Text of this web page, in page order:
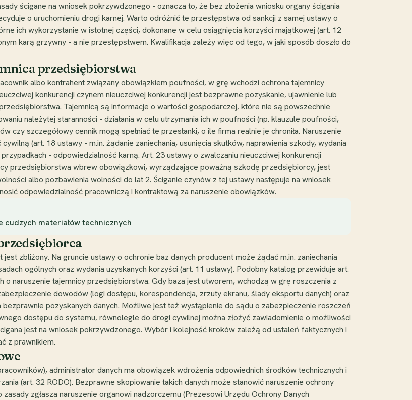
ścigane na wniosek pokrzywdzonego - oznacza to, że bez złożenia wniosku organy ścigania
o uruchomieniu drogi karnej. Warto odróżnić te przestępstwa od sankcji z samej ustawy o
ich wykorzystanie w istotnej części, dokonane w celu osiągnięcia korzyści majątkowej (art. 12
karą grzywny - a nie przestępstwem. Kwalifikacja zależy więc od tego, w jaki sposób doszło do
przedsiębiorstwa
albo kontrahent związany obowiązkiem poufności, w grę wchodzi ochrona tajemnicy
konkurencji czynem nieuczciwej konkurencji jest bezprawne pozyskanie, ujawnienie lub
Tajemnicą są informacje o wartości gospodarczej, które nie są powszechnie
należytej staranności - działania w celu utrzymania ich w poufności (np. klauzule poufności,
czy szczegółowy cennik mogą spełniać te przesłanki, o ile firma realnie je chroniła. Naruszenie
(art. 18 ustawy - m.in. żądanie zaniechania, usunięcia skutków, naprawienia szkody, wydania
- odpowiedzialność karną. Art. 23 ustawy o zwalczaniu nieuczciwej konkurencji
przedsiębiorstwa wbrew obowiązkowi, wyrządzające poważną szkodę przedsiębiorcy, jest
albo pozbawienia wolności do lat 2. Ściganie czynów z tej ustawy następuje na wniosek
odpowiedzialność pracowniczą i kontraktową za naruszenie obowiązków.
cudzych materiałów technicznych
zbliżony. Na gruncie ustawy o ochronie baz danych producent może żądać m.in. zaniechania
ogólnych oraz wydania uzyskanych korzyści (art. 11 ustawy). Podobny katalog przewiduje art.
o naruszenie tajemnicy przedsiębiorstwa. Gdy baza jest utworem, wchodzą w grę roszczenia z
dowodów (logi dostępu, korespondencja, zrzuty ekranu, ślady eksportu danych) oraz
pozyskanych danych. Możliwe jest też wystąpienie do sądu o zabezpieczenie roszczeń
dostępu do systemu, równolegle do drogi cywilnej można złożyć zawiadomienie o możliwości
jest na wniosek pokrzywdzonego. Wybór i kolejność kroków zależą od ustaleń faktycznych i
z prawnikiem.
administrator danych ma obowiązek wdrożenia odpowiednich środków technicznych i
(art. 32 RODO). Bezprawne skopiowanie takich danych może stanowić naruszenie ochrony
zgłasza naruszenie organowi nadzorczemu (Prezesowi Urzędu Ochrony Danych